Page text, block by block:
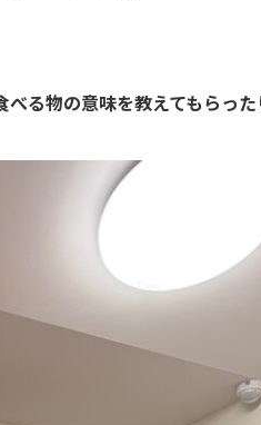
る物の意味を教えてもらっ